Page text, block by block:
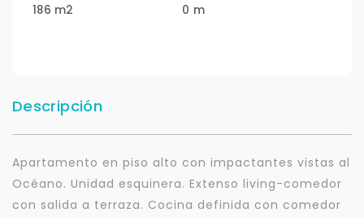
186 m2 0 m
Descripción
Apartamento en piso alto con impactantes vistas al
Océano. Unidad esquinera. Extenso living-comedor
con salida a terraza. Cocina definida con comedor